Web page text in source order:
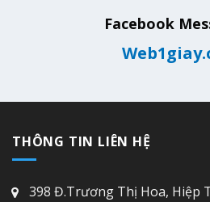
Facebook
THÔNG TIN LIÊN HỆ
398 Đ.Trương Thị Hoa, Hiệp